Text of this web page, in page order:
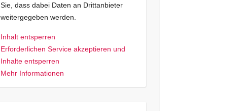
Sie, dass dabei Daten an Drittanbieter
weitergegeben werden.
Inhalt entsperren
Erforderlichen Service akzeptieren und
Inhalte entsperren
Mehr Informationen